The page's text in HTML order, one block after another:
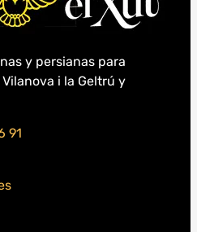
y persianas para
i la Geltrú y
91